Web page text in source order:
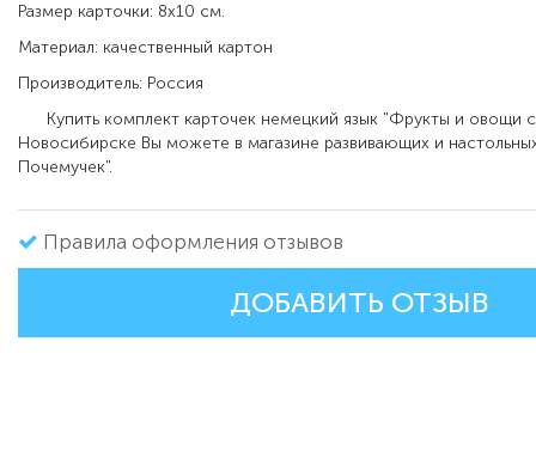
Размер карточки: 8х10 см.
Материал: качественный картон
Производитель: Россия
Купить комплект карточек немецкий язык "Фрукты и овощи
Новосибирске Вы можете в магазине развивающих и
Почемучек".
Правила оформления отзывов
ДОБАВИТЬ ОТЗЫВ